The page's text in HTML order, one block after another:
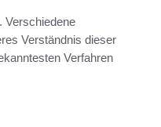
Verschiedene
Verständnis dieser
Verfahren